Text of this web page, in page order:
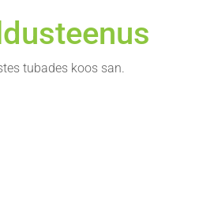
tubades koos san.